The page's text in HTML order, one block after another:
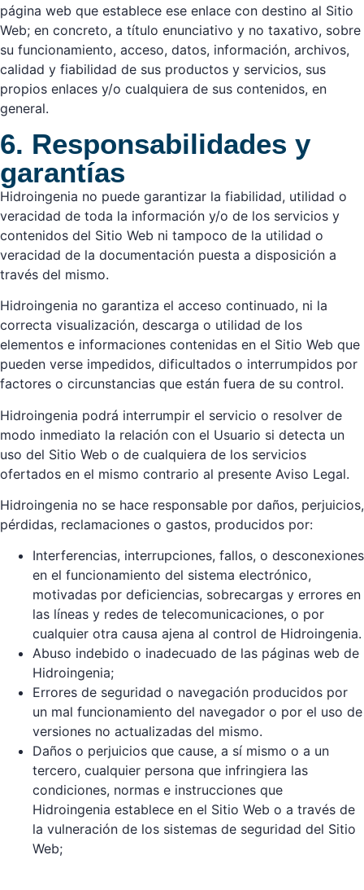
página web que establece ese enlace con destino al Sitio
Web; en concreto, a título enunciativo y no taxativo, sobre
su funcionamiento, acceso, datos, información, archivos,
calidad y fiabilidad de sus productos y servicios, sus
propios enlaces y/o cualquiera de sus contenidos, en
general.
6. Responsabilidades y
garantías
Hidroingenia no puede garantizar la fiabilidad, utilidad o
veracidad de toda la información y/o de los servicios y
contenidos del Sitio Web ni tampoco de la utilidad o
veracidad de la documentación puesta a disposición a
través del mismo.
Hidroingenia no garantiza el acceso continuado, ni la
correcta visualización, descarga o utilidad de los
elementos e informaciones contenidas en el Sitio Web que
pueden verse impedidos, dificultados o interrumpidos por
factores o circunstancias que están fuera de su control.
Hidroingenia podrá interrumpir el servicio o resolver de
modo inmediato la relación con el Usuario si detecta un
uso del Sitio Web o de cualquiera de los servicios
ofertados en el mismo contrario al presente Aviso Legal.
Hidroingenia no se hace responsable por daños, perjuicios,
pérdidas, reclamaciones o gastos, producidos por:
Interferencias, interrupciones, fallos, o desconexiones
en el funcionamiento del sistema electrónico,
motivadas por deficiencias, sobrecargas y errores en
las líneas y redes de telecomunicaciones, o por
cualquier otra causa ajena al control de Hidroingenia.
Abuso indebido o inadecuado de las páginas web de
Hidroingenia;
Errores de seguridad o navegación producidos por
un mal funcionamiento del navegador o por el uso de
versiones no actualizadas del mismo.
Daños o perjuicios que cause, a sí mismo o a un
tercero, cualquier persona que infringiera las
condiciones, normas e instrucciones que
Hidroingenia establece en el Sitio Web o a través de
la vulneración de los sistemas de seguridad del Sitio
Web;